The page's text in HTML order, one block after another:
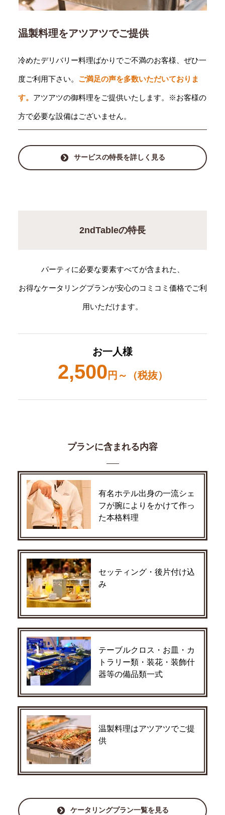
温製料理をアツアツでご提供
冷めたデリバリー料理ばかりでご不満のお客様、ぜひ一
度ご利用下さい。 ご満足の声を多数いただいておりま
す。 アツアツの御料理をご提供いたします。※お客様の
方で必要な設備はございません。
サービスの特長を詳しく見る
2ndTableの特長
パーティに必要な要素すべてが含まれた、
お得なケータリングプランが安心のコミコミ価格でご利
用いただけます。
お一人様
2,500 円～（税抜）
プランに含まれる内容
有名ホテル出身の一流シェ
フが腕によりをかけて作っ
た本格料理
セッティング・後片付け込
み
テーブルクロス・お皿・カ
トラリー類・装花・装飾什
器等の備品類一式
温製料理はアツアツでご提
供
ケータリングプラン一覧を見る